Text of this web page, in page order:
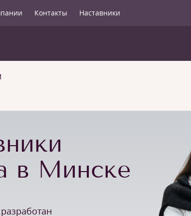
Контакты Наставники
в Минске